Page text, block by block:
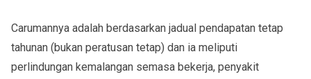
Carumannya adalah berdasarkan jadual pendapatan tetap
tahunan (bukan peratusan tetap) dan ia meliputi
perlindungan kemalangan semasa bekerja, penyakit